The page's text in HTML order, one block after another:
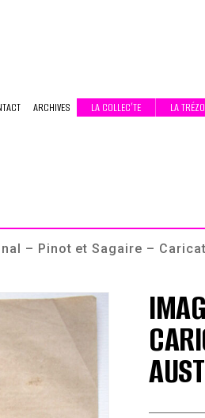
ARCHIVES LA COLLEC’TE LA
– Pinot et Sagaire –